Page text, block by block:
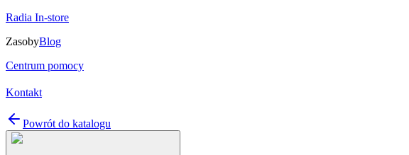
Radia In-store
ZasobyBlog
Centrum pomocy
Kontakt
Powrót do katalogu